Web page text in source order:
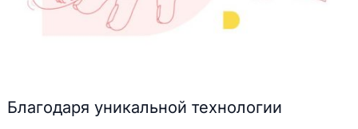
Благодаря уникальной технологии